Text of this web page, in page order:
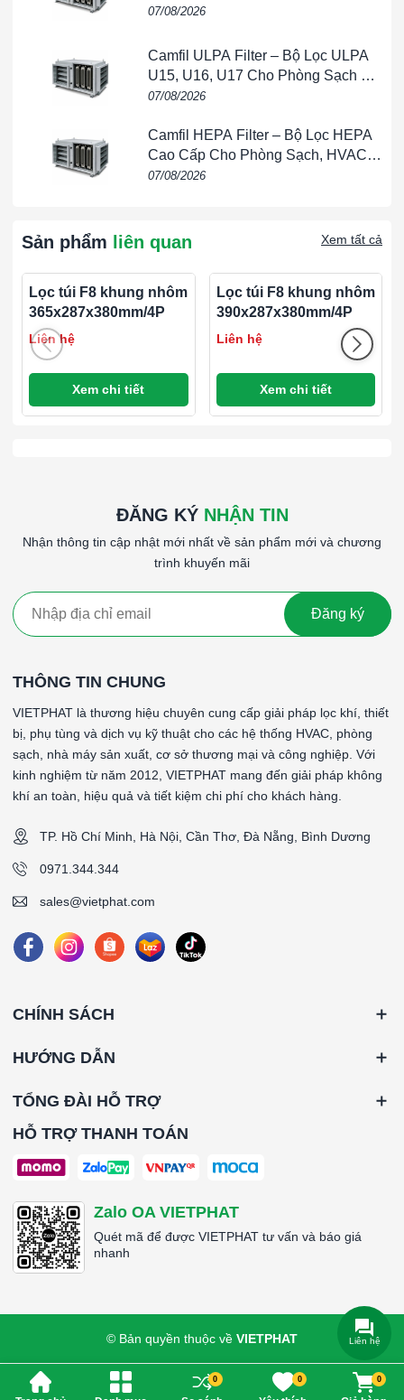
300E 24x24x2", Amair 300E 24x24x2", Amair 300E
#Tấm lọc không khí dùng trong nhà xưởngTấm lọc không khí
*EN779: G4
*ISO 16890: Coarse 70%
*Media Type: Non-Woven Cotton Synthetic Blend
*Frame Material: Moisture Resistant Beverage Board
*Antimicrobial Available: No
*Recomm. Final Resistance: 250Pa
*Max. Operating Temperature: 93˚C
*Air Filtration Certificate: UL 900
Thông Gió
07/08/2026
Camfil ULPA Filter – Bộ Lọc ULPA
U15, U16, U17 Cho Phòng Sạch &
Bán Dẫn
07/08/2026
Camfil HEPA Filter – Bộ Lọc HEPA
Cao Cấp Cho Phòng Sạch, HVAC,
FFU & Nhà Máy
07/08/2026
Sản phẩm liên quan Xem tất cả
Lọc túi F8 khung nhôm
365x287x380mm/4P
Liên hệ
Xem chi tiết
Lọc túi F8 khung nhôm
390x287x380mm/4P
Liên hệ
Xem chi tiết
ĐĂNG KÝ NHẬN TIN
Nhận thông tin cập nhật mới nhất về sản phẩm mới và chương
trình khuyến mãi
Đăng ký
THÔNG TIN CHUNG
VIETPHAT là thương hiệu chuyên cung cấp giải pháp lọc khí, thiết
bị, phụ tùng và dịch vụ kỹ thuật cho các hệ thống HVAC, phòng
sạch, nhà máy sản xuất, cơ sở thương mại và công nghiệp. Với
kinh nghiệm từ năm 2012, VIETPHAT mang đến giải pháp không
khí an toàn, hiệu quả và tiết kiệm chi phí cho khách hàng.
TP. Hồ Chí Minh, Hà Nội, Cần Thơ, Đà Nẵng, Bình Dương
0971.344.344
sales@vietphat.com
CHÍNH SÁCH
HƯỚNG DẪN
TỔNG ĐÀI HỖ TRỢ
HỖ TRỢ THANH TOÁN
Zalo OA VIETPHAT
Quét mã để được VIETPHAT tư vấn và báo giá
nhanh
© Bản quyền thuộc về VIETPHAT
0 0 0
Liên hệ